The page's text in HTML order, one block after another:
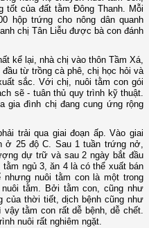
tốt của đất tằm Đông Thanh. Mỗi
hộp trứng cho nông dân quanh
chị Tân Liễu được bà con đánh
kể lại, nhà chị vào thôn Tầm Xá,
từ trồng cà phê, chị học hỏi và
sắc. Với chị, nuôi tằm con gói
sẽ - tuân thủ quy trình kỹ thuật.
gia đình chị đang cung ứng rộng
trải qua giai đoạn ấp. Vào giai
ở 25 độ C. Sau 1 tuần trứng nở,
dự trữ và sau 2 ngày bắt đầu
ngủ 3, ăn 4 là có thể xuất bán
nuôi tằm con là một trong
tằm. Bởi tằm con, cũng như
của thời tiết, dịch bệnh cũng như
tằm con rất dễ bệnh, dễ chết.
nuôi rất nghiêm ngặt.